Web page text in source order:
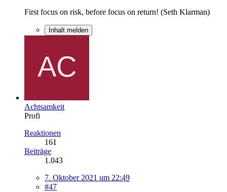
First focus on risk, before focus on return! (Seth Klarman)
Inhalt melden
Achtsamkeit
Profi
Reaktionen
161
Beiträge
1.043
7. Oktober 2021 um 22:49
#47